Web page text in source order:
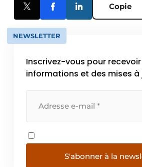
Copie
NEWSLETTER
Inscrivez-vous pour
informations et des mises à
S'abonner à la